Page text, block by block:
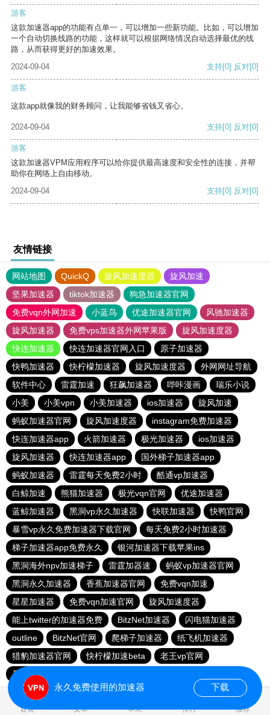
游客
这款加速器app的功能有点单一，可以增加一些新功能。比如，可以增加
一个自动切换线路的功能，这样就可以根据网络情况自动选择最优的线
路，从而获得更好的加速效果。
2024-09-04
支持[0] 反对[0]
游客
这款app就像我的财务顾问，让我能够省钱又省心。
2024-09-04 支持[0] 反对[0]
游客
这款加速器VPM应用程序可以给你提供最高速度和安全性的连接，并帮
助你在网络上自由移动。
2024-09-04
支持[0] 反对[0]
友情链接
网站地图 QuickQ 旋风加速度器
旋风加速
坚果加速器
tiktok加速器
狗急加速器官网
免费vqn外网加速
小蓝鸟 优途加速器官网
风驰加速器
旋风加速器
免费vps加速器外网苹果版
旋风加速度器
快连加速器
快连加速器官网入口
原子加速器
快鸭加速器
快柠檬加速器 旋风加速度器
外网网址导航
软件中心
雷霆加速 狂飙加速器 哔咔漫画
瑞乐小说
小美
小美vpn 小美加速器 ios加速器
旋风加速
蚂蚁加速器官网
旋风加速度器
instagram免费加速器
快连加速器app
火箭加速器 极光加速器
ios加速器
旋风加速器
快连加速器app
国外梯子加速器app
蚂蚁加速器
雷霆每天免费2小时
酷通vp加速器
白鲸加速
熊猫加速器 极光vqn官网
优途加速器
蓝鲸加速器
黑洞vp永久加速器 快联加速器
快鸭官网
暴雪vp永久免费加速器下载官网
每天免费2小时加速器
梯子加速器app免费永久
银河加速器下载苹果ins
黑洞海外npv加速梯子
雷霆加器速
蚂蚁vp加速器官网
黑洞永久加速器
香蕉加速器官网
免费vqn加速
星星加速器
免费vqn加速官网
旋风加速度器
能上twitter的加速器免费
BitzNet加速器
闪电猫加速器
outline
BitzNet官网 爬梯子加速器
纸飞机加速器
猎豹加速器官网
快柠檬加速beta
老王vp官网
暴雪vp永久免费加速器下载官网
首页 安卓 苹果 排行 推荐
永久免费使用的加速器 下载
0.023805s